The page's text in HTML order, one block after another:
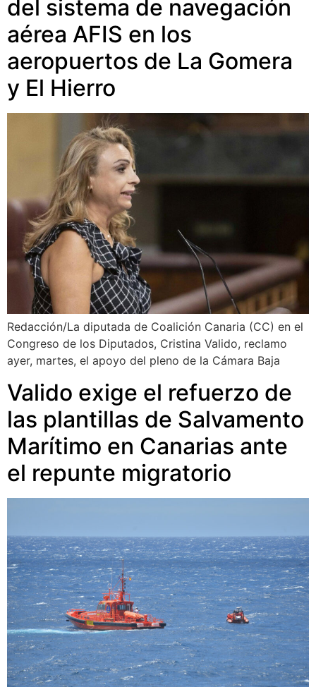
del sistema de navegación
aérea AFIS en los
aeropuertos de La Gomera
y El Hierro
Redacción/La diputada de Coalición Canaria (CC) en el
Congreso de los Diputados, Cristina Valido, reclamo
ayer, martes, el apoyo del pleno de la Cámara Baja
Valido exige el refuerzo de
las plantillas de Salvamento
Marítimo en Canarias ante
el repunte migratorio